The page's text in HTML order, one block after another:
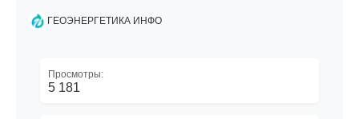
ГЕОЭНЕРГЕТИКА ИНФО
Просмотры:
5 181